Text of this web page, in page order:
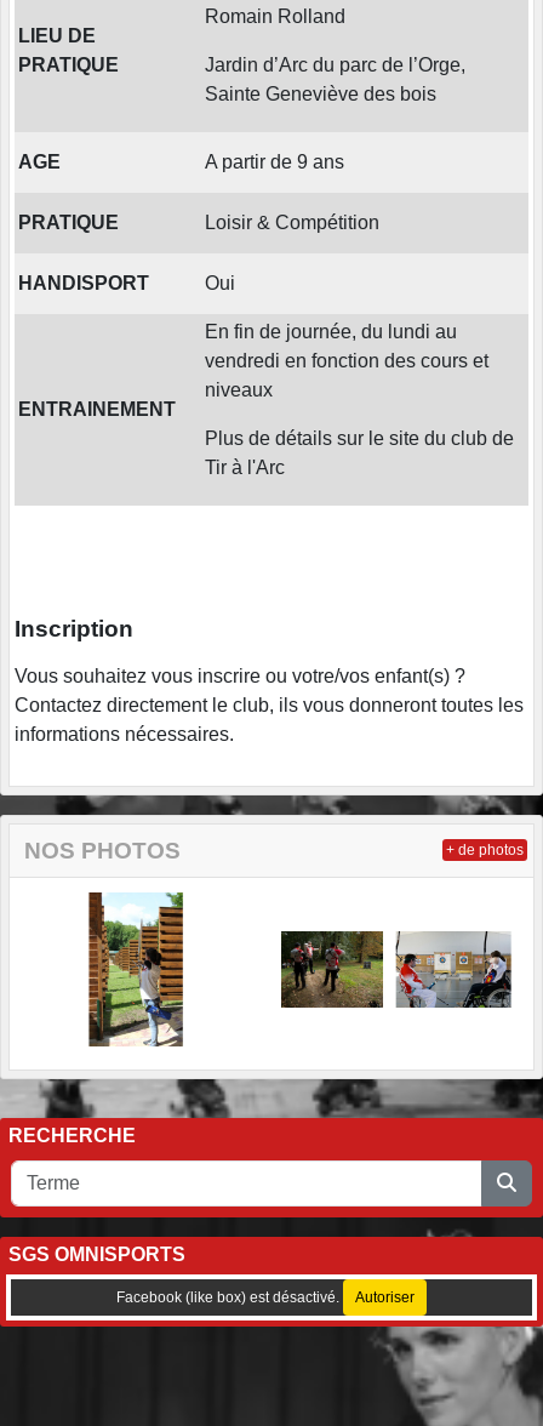
LIEU DE
PRATIQUE
Romain Rolland
Jardin d’Arc du parc de l’Orge,
Sainte Geneviève des bois
AGE A partir de 9 ans
PRATIQUE Loisir & Compétition
HANDISPORT Oui
ENTRAINEMENT
En fin de journée, du lundi au
vendredi en fonction des cours et
niveaux
Plus de détails sur le site du club de
Tir à l'Arc
Inscription
Vous souhaitez vous inscrire ou votre/vos enfant(s) ?
Contactez directement le club, ils vous donneront toutes les
informations nécessaires.
NOS PHOTOS + de photos
RECHERCHE
SGS OMNISPORTS
Facebook (like box) est désactivé. Autoriser